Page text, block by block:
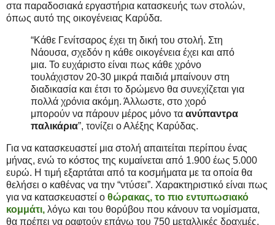
στα παραδοσιακά εργαστήρια κατασκευής των στολών,
όπως αυτό της οικογένειας Καρύδα.
“Κάθε Γενίτσαρος έχει τη δική του στολή. Στη
Νάουσα, σχεδόν η κάθε οικογένεια έχει και από
μια. Το ευχάριστο είναι πως κάθε χρόνο
τουλάχιστον 20-30 μικρά παιδιά μπαίνουν στη
διαδικασία και έτσι το δρώμενο θα συνεχίζεται για
πολλά χρόνια ακόμη. Άλλωστε, στο χορό
μπορούν να πάρουν μέρος μόνο τα ανύπαντρα
παλικάρια”, τονίζει ο Αλέξης Καρύδας.
Για να κατασκευαστεί μια στολή απαιτείται περίπου ένας
μήνας, ενώ το κόστος της κυμαίνεται από 1.900 έως 5.000
ευρώ. Η τιμή εξαρτάται από τα κοσμήματα με τα οποία θα
θελήσει ο καθένας να την “ντύσει”. Χαρακτηριστικό είναι πως
για να κατασκευαστεί ο θώρακας, το πιο εντυπωσιακό
κομμάτι, λόγω και του θορύβου που κάνουν τα νομίσματα,
θα πρέπει να ραφτούν επάνω του 750 μεταλλικές δραχμές,